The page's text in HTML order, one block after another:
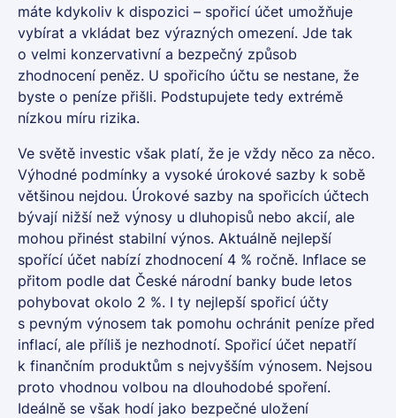
máte kdykoliv k dispozici – spořicí účet umožňuje
vybírat a vkládat bez výrazných omezení. Jde tak
o velmi konzervativní a bezpečný způsob
zhodnocení peněz. U spořicího účtu se nestane, že
byste o peníze přišli. Podstupujete tedy extrémě
nízkou míru rizika.
Ve světě investic však platí, že je vždy něco za něco.
Výhodné podmínky a vysoké úrokové sazby k sobě
většinou nejdou. Úrokové sazby na spořicích účtech
bývají nižší než výnosy u dluhopisů nebo akcií, ale
mohou přinést stabilní výnos. Aktuálně nejlepší
spořící účet nabízí zhodnocení 4 % ročně. Inflace se
přitom podle dat České národní banky bude letos
pohybovat okolo 2 %. I ty nejlepší spořicí účty
s pevným výnosem tak pomohu ochránit peníze před
inflací, ale příliš je nezhodnotí. Spořicí účet nepatří
k finančním produktům s nejvyšším výnosem. Nejsou
proto vhodnou volbou na dlouhodobé spoření.
Ideálně se však hodí jako bezpečné uložení